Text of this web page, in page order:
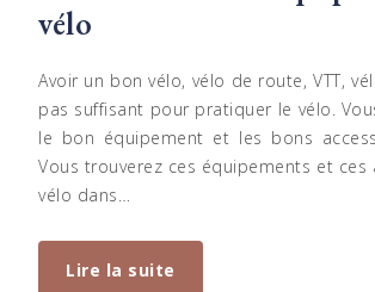
vélo
Avoir un bon vélo, vélo de route, VTT,
pas suffisant pour pratiquer le vélo.
le bon équipement et les bons
Vous trouverez ces équipements et ces
vélo dans…
Lire la suite